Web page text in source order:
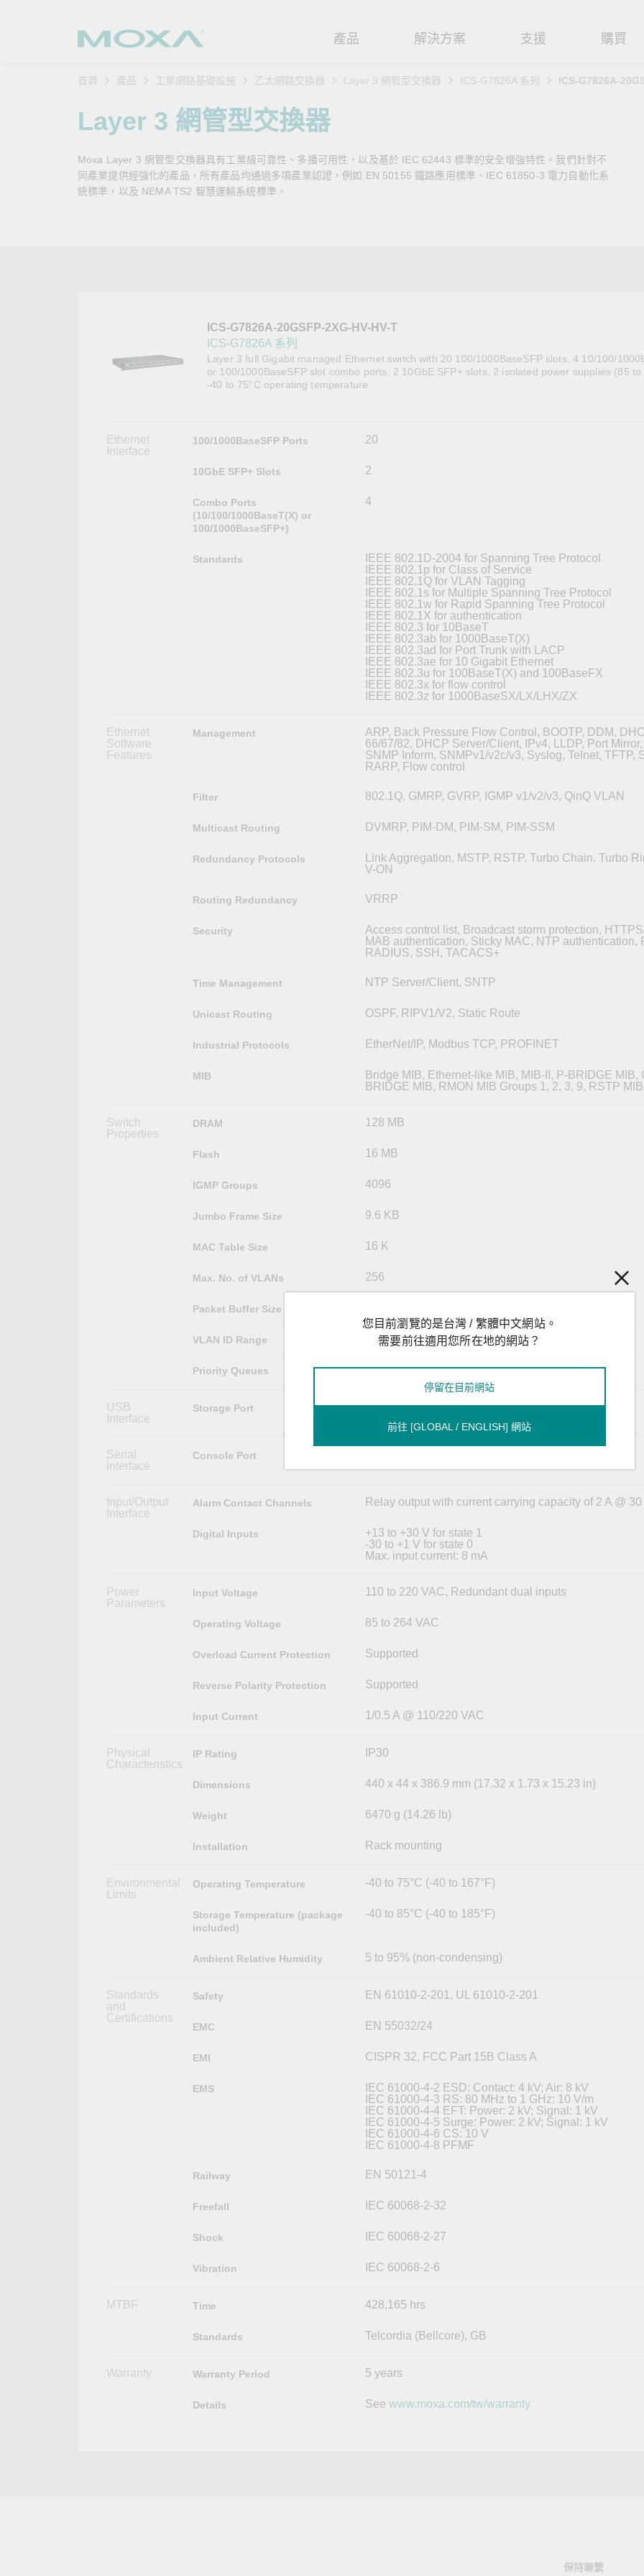
產品
工業網路基礎設施
安全路由器
無線 AP/橋接器/用戶端
網路安全設備
串列轉接器
解決方案
產業聚焦
軌道運輸
電力能源
時效性網路 (TSN)
強化 OT 網路安全 掌握綠能脈動
支援
產品支援
產品 FAQs
安全公告
保固政策
購買
購買方式
關於我們
緣起與創新
客戶經驗與成功
新聞與活動
創造永續價值
首頁 產品 工業網路基礎設施 乙太網路交換器 Layer 3 網管型交換器 ICS-G7826A 系列 ICS-G7826A-
Layer 3 網管型交換器
Moxa Layer 3 網管型交換器具有工業級可靠性、多播可用性，以及基於 IEC 62443 標準的安全增強特性。我們針對不
同產業提供經強化的產品，所有產品均通過多項產業認證，例如 EN 50155 鐵路應用標準、IEC 61850-3 電力自動化系
統標準，以及 NEMA TS2 智慧運輸系統標準。
ICS-G7826A-20GSFP-2XG-HV-HV-T
ICS-G7826A 系列
Layer 3 full Gigabit managed Ethernet switch with 20 100/1000BaseSFP slots, 4 10/100/
or 100/1000BaseSFP slot combo ports, 2 10GbE SFP+ slots, 2 isolated power supplies (85 to
-40 to 75°C operating temperature
Ethernet
Interface
100/1000BaseSFP Ports 20
10GbE SFP+ Slots 2
Combo Ports
(10/100/1000BaseT(X) or
100/1000BaseSFP+)
4
Standards
IEEE 802.1D-2004 for Spanning Tree Protocol
IEEE 802.1p for Class of Service
IEEE 802.1Q for VLAN Tagging
IEEE 802.1s for Multiple Spanning Tree Protocol
IEEE 802.1w for Rapid Spanning Tree Protocol
IEEE 802.1X for authentication
IEEE 802.3 for 10BaseT
IEEE 802.3ab for 1000BaseT(X)
IEEE 802.3ad for Port Trunk with LACP
IEEE 802.3ae for 10 Gigabit Ethernet
IEEE 802.3u for 100BaseT(X) and 100BaseFX
IEEE 802.3x for flow control
IEEE 802.3z for 1000BaseSX/LX/LHX/ZX
Ethernet
Software
Features
Management
ARP, Back Pressure Flow Control, BOOTP, DDM,
66/67/82, DHCP Server/Client, IPv4, LLDP, Port
SNMP Inform, SNMPv1/v2c/v3, Syslog, Telnet, TFTP,
RARP, Flow control
Filter 802.1Q, GMRP, GVRP, IGMP v1/v2/v3, QinQ VLAN
Multicast Routing DVMRP, PIM-DM, PIM-SM, PIM-SSM
Redundancy Protocols
Link Aggregation, MSTP, RSTP, Turbo Chain, Turbo
V-ON
Routing Redundancy VRRP
Security
Access control list, Broadcast storm protection,
MAB authentication, Sticky MAC, NTP authentication,
RADIUS, SSH, TACACS+
Time Management NTP Server/Client, SNTP
Unicast Routing OSPF, RIPV1/V2, Static Route
Industrial Protocols EtherNet/IP, Modbus TCP, PROFINET
MIB
Bridge MIB, Ethernet-like MIB, MIB-II, P-BRIDGE MIB,
BRIDGE MIB, RMON MIB Groups 1, 2, 3, 9, RSTP MIB
Switch
Properties
DRAM 128 MB
Flash 16 MB
IGMP Groups 4096
Jumbo Frame Size 9.6 KB
MAC Table Size 16 K
Max. No. of VLANs 256
Packet Buffer Size
VLAN ID Range VID 1 to 4094
Priority Queues 8
USB
Interface
Storage Port USB Type A
Serial
Interface
Console Port
Input/Output
Interface
Alarm Contact Channels Relay output with current carrying capacity of 2 A @
Digital Inputs
+13 to +30 V for state 1
-30 to +1 V for state 0
Max. input current: 8 mA
Power
Parameters
Input Voltage 110 to 220 VAC, Redundant dual inputs
Operating Voltage 85 to 264 VAC
Overload Current Protection Supported
Reverse Polarity Protection Supported
Input Current 1/0.5 A @ 110/220 VAC
Physical
Characteristics
IP Rating IP30
Dimensions 440 x 44 x 386.9 mm (17.32 x 1.73 x 15.23 in)
Weight 6470 g (14.26 lb)
Installation Rack mounting
Environmental
Limits
Operating Temperature -40 to 75°C (-40 to 167°F)
Storage Temperature (package
included)
-40 to 85°C (-40 to 185°F)
Ambient Relative Humidity 5 to 95% (non-condensing)
Standards
and
Certifications
Safety EN 61010-2-201, UL 61010-2-201
EMC EN 55032/24
EMI CISPR 32, FCC Part 15B Class A
EMS
IEC 61000-4-2 ESD: Contact: 4 kV; Air: 8 kV
IEC 61000-4-3 RS: 80 MHz to 1 GHz: 10 V/m
IEC 61000-4-4 EFT: Power: 2 kV; Signal: 1 kV
IEC 61000-4-5 Surge: Power: 2 kV; Signal: 1 kV
IEC 61000-4-6 CS: 10 V
IEC 61000-4-8 PFMF
Railway EN 50121-4
Freefall IEC 60068-2-32
Shock IEC 60068-2-27
Vibration IEC 60068-2-6
MTBF Time 428,165 hrs
Standards Telcordia (Bellcore), GB
Warranty Warranty Period 5 years
Details See www.moxa.com/tw/warranty
保持聯繫
您目前瀏覽的是台灣 / 繁體中文網站。
需要前往適用您所在地的網站？
停留在目前網站
前往 [GLOBAL / ENGLISH] 網站